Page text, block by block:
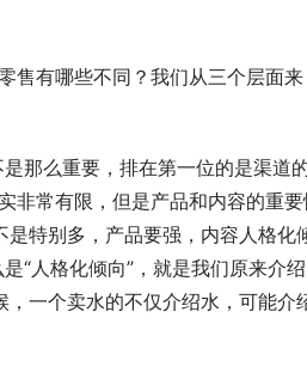
售有哪些不同？我们从三个层面来
那么重要，排在第一位的是渠道
非常有限，但是产品和内容的重要
特别多，产品要强，内容人格化
“人格化倾向”，就是我们原来介
一个卖水的不仅介绍水，可能介